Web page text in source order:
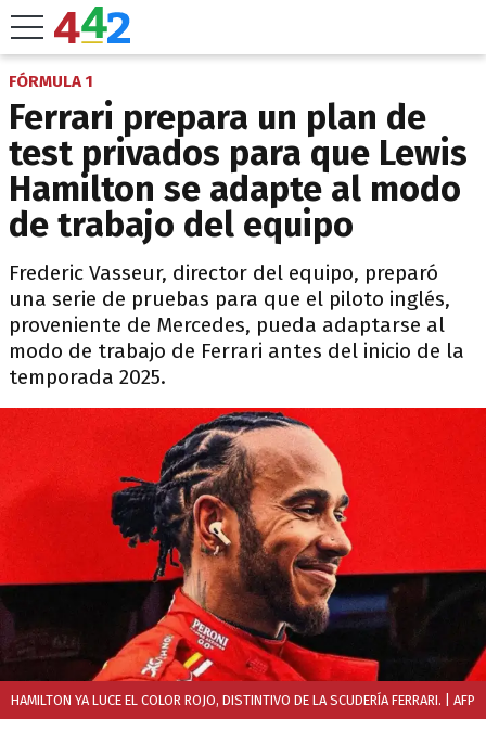
FÓRMULA 1
Ferrari prepara un plan de
test privados para que Lewis
Hamilton se adapte al modo
de trabajo del equipo
Frederic Vasseur, director del equipo, preparó
una serie de pruebas para que el piloto inglés,
proveniente de Mercedes, pueda adaptarse al
modo de trabajo de Ferrari antes del inicio de la
temporada 2025.
HAMILTON YA LUCE EL COLOR ROJO, DISTINTIVO DE LA SCUDERÍA FERRARI. | AFP